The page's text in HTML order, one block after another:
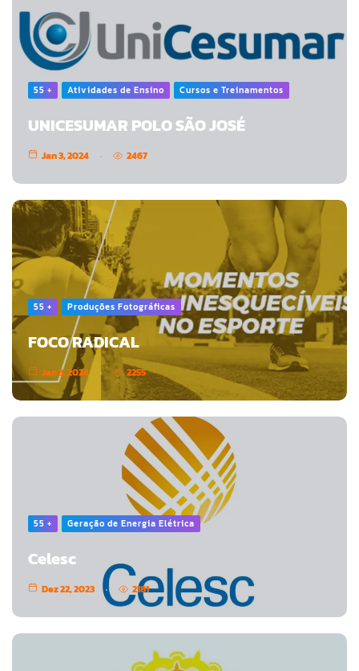
55 + Atividades de Ensino Cursos e Treinamentos
UNICESUMAR POLO SÃO JOSÉ
Jan 3, 2024 2467
55 + Produções Fotográficas
FOCO RADICAL
Jan 3, 2024 2255
55 + Geração de Energia Elétrica
Celesc
Dez 22, 2023 2181